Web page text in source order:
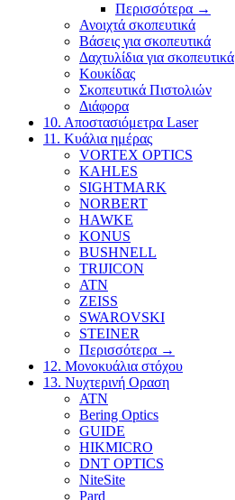
Περισσότερα →
Ανοιχτά σκοπευτικά
Βάσεις για σκοπευτικά
Δαχτυλίδια για σκοπευτικά
Κουκίδας
Σκοπευτικά Πιστολιών
Διάφορα
10. Αποστασιόμετρα Laser
11. Κυάλια ημέρας
VORTEX OPTICS
KAHLES
SIGHTMARK
NORBERT
HAWKE
KONUS
BUSHNELL
TRIJICON
ATN
ZEISS
SWAROVSKI
STEINER
Περισσότερα →
12. Μονοκυάλια στόχου
13. Νυχτερινή Οραση
ATN
Bering Optics
GUIDE
HIKMICRO
DNT OPTICS
NiteSite
Pard